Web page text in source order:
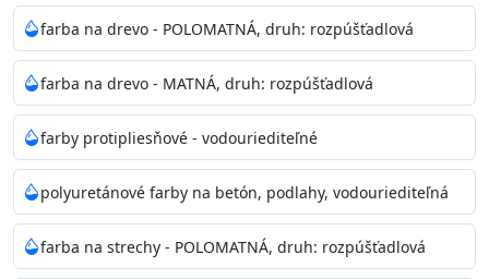
spôsobu aplikácie. Dobre premiešajte a občas opakujte
aj počas náteru. Naneste jednu
vrstvu štetcom, valčekom alebo striekacou pištoľou
farba zasychá na dotyk po 30-60min./23°C po
dokonalom preschnutí minimálne 3-
4hod/23°C je možné aplikovať ďalšiu vrstvu náteru.
Doba schnutia je závislá na poveternostných
podmienkach s vyššou vlhkosťou a nižšou
teplotou sa doba schnutia predlžuje.
farba na drevo - POLOMATNÁ, druh: rozpúšťadlová
farba na drevo - MATNÁ, druh: rozpúšťadlová
farby protipliesňové - vodouriediteľné
polyuretánové farby na betón, podlahy, vodouriediteľná
farba na strechy - POLOMATNÁ, druh: rozpúšťadlová